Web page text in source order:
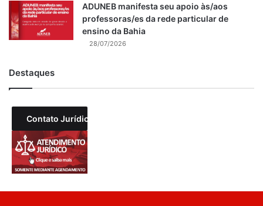
ADUNEB manifesta seu apoio às/aos
professoras/es da rede particular de
ensino da Bahia
28/07/2026
Destaques
Contato Jurídico